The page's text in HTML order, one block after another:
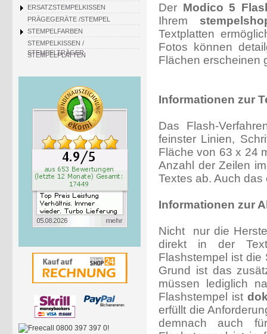
ERSATZSTEMPELKISSEN
PRÄGEGERÄTE /STEMPEL
STEMPELFARBEN
STEMPELKISSEN /
STEMPELTRÄGER
STEMPELPLATTEN
Der Modico 5
Ihrem
Textplatten
Fotos können
Flächen erscheinen
Informationen zur
Das Flash-
feinster Linien,
Fläche von 63 x 24
Anzahl der Zeilen
Textes ab. Auch
Informationen zur
Nicht nur die
direkt in der
Flashstempel ist die
Grund ist das
müssen lediglich
Flashstempel ist
erfüllt die
demnach auch